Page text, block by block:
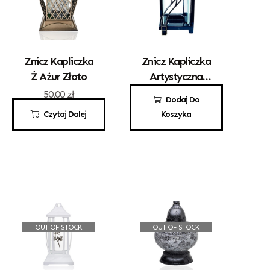
Czytaj Dalej
Znicz Kapliczka
Ż Ażur Złoto
50,00 zł
Dodaj Do
Koszyka
Znicz Kapliczka
Artystyczna
Sercem Złoto
80,00 zł
OUT OF STOCK OUT OF STOCK